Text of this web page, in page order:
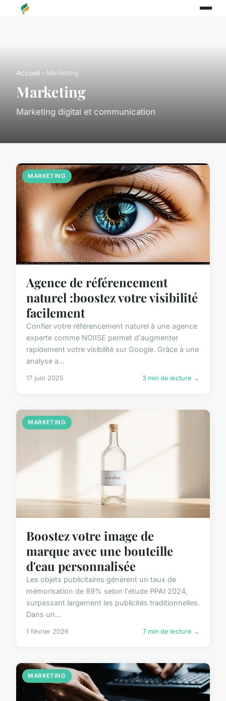
Accueil › Marketing
Marketing
Marketing digital et communication
MARKETING
Agence de référencement
naturel :boostez votre visibilité
facilement
Confier votre référencement naturel à une agence
experte comme NOIISE permet d'augmenter
rapidement votre visibilité sur Google. Grâce à une
analyse a...
17 juin 2025 3 min de lecture →
MARKETING
Boostez votre image de
marque avec une bouteille
d'eau personnalisée
Les objets publicitaires génèrent un taux de
mémorisation de 89% selon l'étude PPAI 2024,
surpassant largement les publicités traditionnelles.
Dans un...
1 février 2026 7 min de lecture →
MARKETING